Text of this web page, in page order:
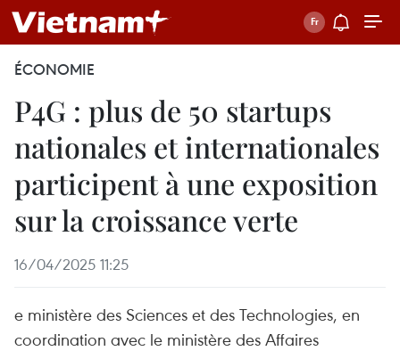
ÉCONOMIE
P4G : plus de 50 startups
nationales et internationales
participent à une exposition
sur la croissance verte
16/04/2025 11:25
e ministère des Sciences et des Technologies, en
coordination avec le ministère des Affaires